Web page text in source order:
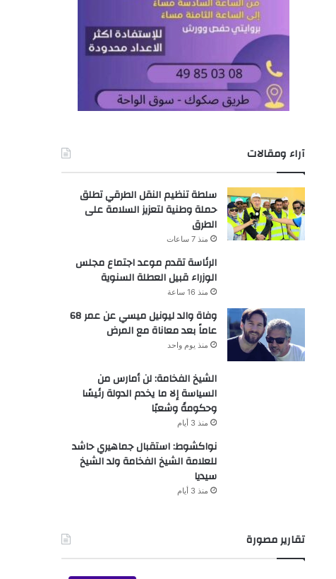
آراء ومقالات
سلطة تنظيم النقل الطرقي تطلق
حملة وطنية لتعزيز السلامة على
الطرق
منذ 7 ساعات
الرئاسة تقدم موعد اجتماع مجلس
الوزراء قبيل العطلة السنوية
منذ 16 ساعة
وفاة والد ليونيل ميسي عن عمر 68
عاماً بعد معاناة مع المرض
منذ يوم واحد
الشيخ الفخامة: لن أمارس من
السياسة إلا ما يخدم الدولة رئيسًا
وحكومةً وشعبًا
منذ 3 أيام
نواكشوط: استقبال جماهيري حاشد
للعلامة الشيخ الفخامة ولد الشيخ
سيديا
منذ 3 أيام
تقارير مصورة